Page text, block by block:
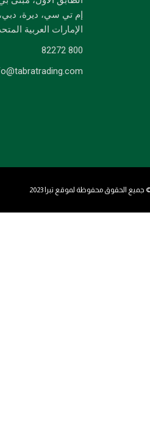
إم تي سي، ديرة، دبي،
الإمارات العربية
800 82272
جميع الحقوق محفوظة لموقع تبرا 2023